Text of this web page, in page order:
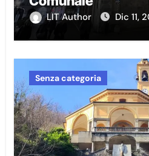
LIT Author Dic 11,
Senza categoria